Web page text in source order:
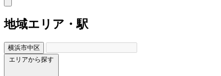
地域エリア・駅
横浜市中区
エリアから探す